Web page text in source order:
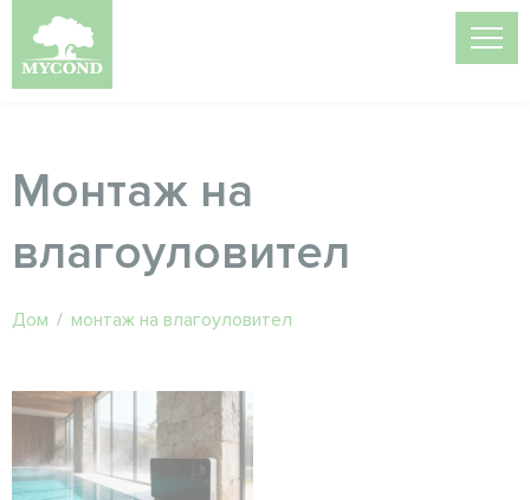
Монтаж на
влагоуловител
Дом / монтаж на влагоуловител